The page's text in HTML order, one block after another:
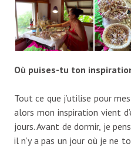
Où puises-tu ton
Tout ce que j’utilise pour
alors mon inspiration vient
jours. Avant de dormir, je
il n’y a pas un jour où je ne